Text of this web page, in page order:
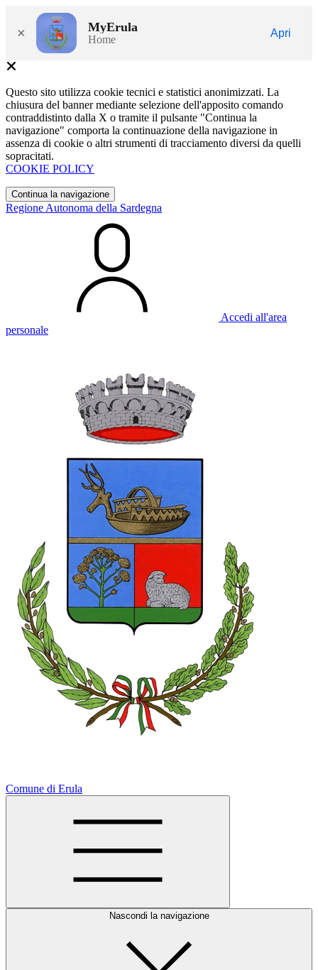
× MyErula
Home
Apri
Questo sito utilizza cookie tecnici e statistici anonimizzati. La
chiusura del banner mediante selezione dell'apposito comando
contraddistinto dalla X o tramite il pulsante "Continua la
navigazione" comporta la continuazione della navigazione in
assenza di cookie o altri strumenti di tracciamento diversi da quelli
sopracitati.
COOKIE POLICY
Continua la navigazione
Regione Autonoma della Sardegna
Accedi all'area
personale
Comune di Erula
Nascondi la navigazione